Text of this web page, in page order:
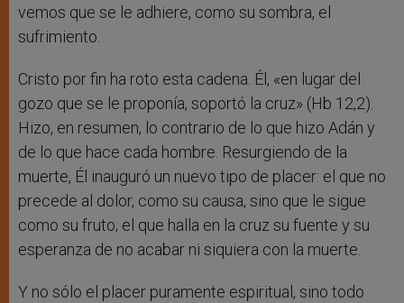
vemos que se le adhiere, como su sombra, el
sufrimiento.
Cristo por fin ha roto esta cadena. Él, «en lugar del
gozo que se le proponía, soportó la cruz» (Hb 12,2).
Hizo, en resumen, lo contrario de lo que hizo Adán y
de lo que hace cada hombre. Resurgiendo de la
muerte, Él inauguró un nuevo tipo de placer: el que no
precede al dolor, como su causa, sino que le sigue
como su fruto; el que halla en la cruz su fuente y su
esperanza de no acabar ni siquiera con la muerte.
Y no sólo el placer puramente espiritual, sino todo